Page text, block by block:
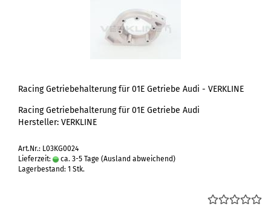
Racing Getriebehalterung für 01E Getriebe Audi - VERKLINE
Racing Getriebehalterung für 01E Getriebe Audi
Hersteller: VERKLINE
Art.Nr.: L03KG0024
Lieferzeit:
ca. 3-5 Tage (Ausland abweichend)
Lagerbestand: 1 Stk.